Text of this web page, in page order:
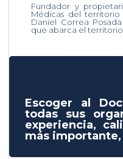
Fundador y
Médicas del territorio
Daniel Correa
que abarca el
Escoger al
todas sus
experiencia,
más